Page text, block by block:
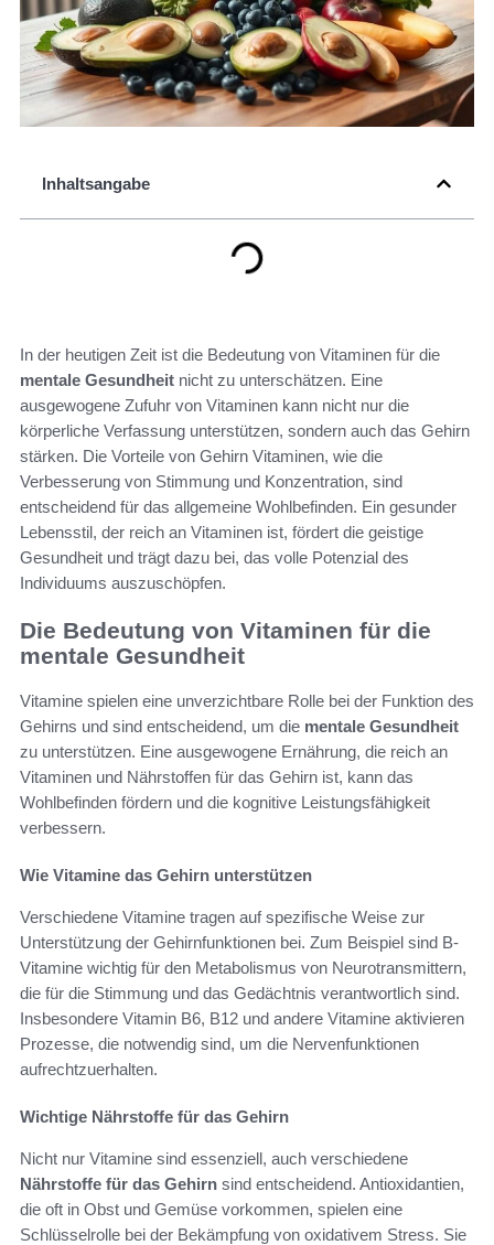
Inhaltsangabe
In der heutigen Zeit ist die Bedeutung von Vitaminen für die
mentale Gesundheit nicht zu unterschätzen. Eine
ausgewogene Zufuhr von Vitaminen kann nicht nur die
körperliche Verfassung unterstützen, sondern auch das Gehirn
stärken. Die Vorteile von Gehirn Vitaminen, wie die
Verbesserung von Stimmung und Konzentration, sind
entscheidend für das allgemeine Wohlbefinden. Ein gesunder
Lebensstil, der reich an Vitaminen ist, fördert die geistige
Gesundheit und trägt dazu bei, das volle Potenzial des
Individuums auszuschöpfen.
Die Bedeutung von Vitaminen für die
mentale Gesundheit
Vitamine spielen eine unverzichtbare Rolle bei der Funktion des
Gehirns und sind entscheidend, um die mentale Gesundheit
zu unterstützen. Eine ausgewogene Ernährung, die reich an
Vitaminen und Nährstoffen für das Gehirn ist, kann das
Wohlbefinden fördern und die kognitive Leistungsfähigkeit
verbessern.
Wie Vitamine das Gehirn unterstützen
Verschiedene Vitamine tragen auf spezifische Weise zur
Unterstützung der Gehirnfunktionen bei. Zum Beispiel sind B-
Vitamine wichtig für den Metabolismus von Neurotransmittern,
die für die Stimmung und das Gedächtnis verantwortlich sind.
Insbesondere Vitamin B6, B12 und andere Vitamine aktivieren
Prozesse, die notwendig sind, um die Nervenfunktionen
aufrechtzuerhalten.
Wichtige Nährstoffe für das Gehirn
Nicht nur Vitamine sind essenziell, auch verschiedene
Nährstoffe für das Gehirn sind entscheidend. Antioxidantien,
die oft in Obst und Gemüse vorkommen, spielen eine
Schlüsselrolle bei der Bekämpfung von oxidativem Stress. Sie